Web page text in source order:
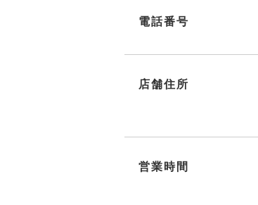
電話番号
店舗住所
営業時間